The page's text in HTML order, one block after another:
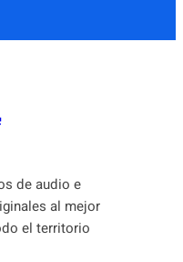
de audio e
al mejor
el territorio